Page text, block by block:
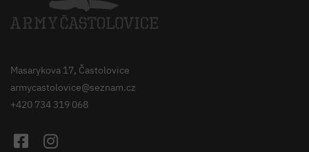
Masarykova 17, Častolovice
armycastolovice@seznam.cz
+420 734 319 068